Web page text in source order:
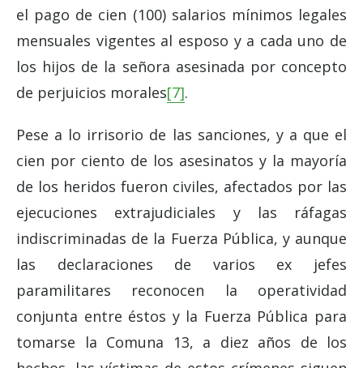
el pago de cien (100) salarios mínimos legales
mensuales vigentes al esposo y a cada uno de
los hijos de la señora asesinada por concepto
de perjuicios morales[7].
Pese a lo irrisorio de las sanciones, y a que el
cien por ciento de los asesinatos y la mayoría
de los heridos fueron civiles, afectados por las
ejecuciones extrajudiciales y las ráfagas
indiscriminadas de la Fuerza Pública, y aunque
las declaraciones de varios ex jefes
paramilitares reconocen la operatividad
conjunta entre éstos y la Fuerza Pública para
tomarse la Comuna 13, a diez años de los